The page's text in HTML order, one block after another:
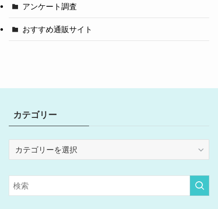
アンケート調査
おすすめ通販サイト
カテゴリー
リ
ー